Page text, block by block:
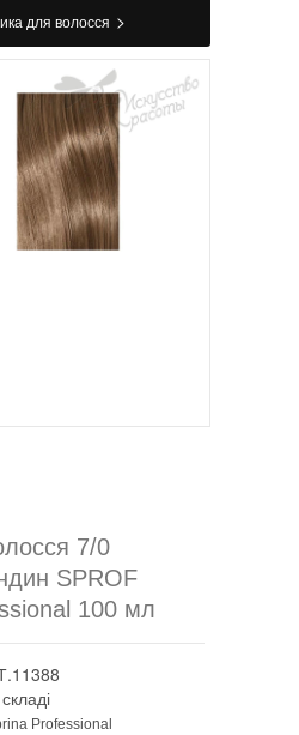
для волосся >
для волосся>Фарба
блондин SPROF
100 мл
7/0
SPROF
100 мл
Professional